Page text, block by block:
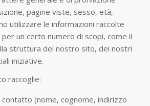
pagine viste, sesso, età,
utilizzare le informazioni raccolte
un certo numero di scopi, come il
struttura del nostro sito, dei nostri
iniziative.
raccoglie:
(nome, cognome, indirizzo